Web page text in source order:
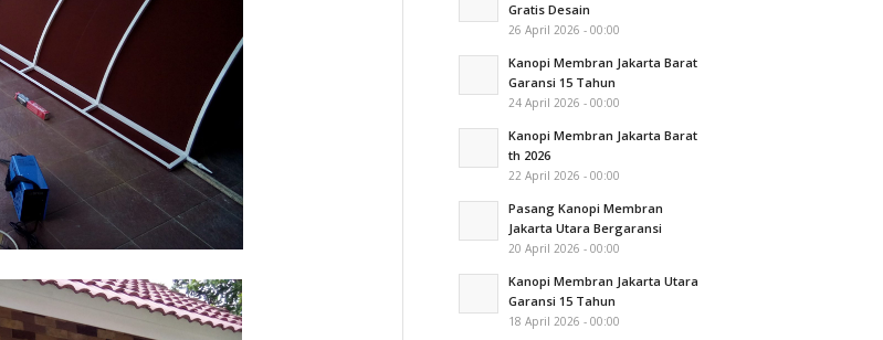
Gratis Desain
26 April 2026 - 00:00
Kanopi Membran Jakarta Barat
Garansi 15 Tahun
24 April 2026 - 00:00
Kanopi Membran Jakarta Barat
th 2026
22 April 2026 - 00:00
Pasang Kanopi Membran
Jakarta Utara Bergaransi
20 April 2026 - 00:00
Kanopi Membran Jakarta Utara
Garansi 15 Tahun
18 April 2026 - 00:00